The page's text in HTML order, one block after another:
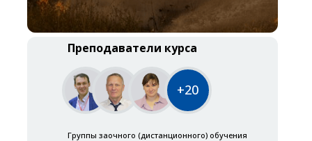
Преподаватели курса
+20
Группы заочного (дистанционного) обучения